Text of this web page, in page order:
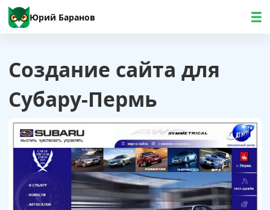
Юрий Баранов
Создание сайта для
Субару-Пермь